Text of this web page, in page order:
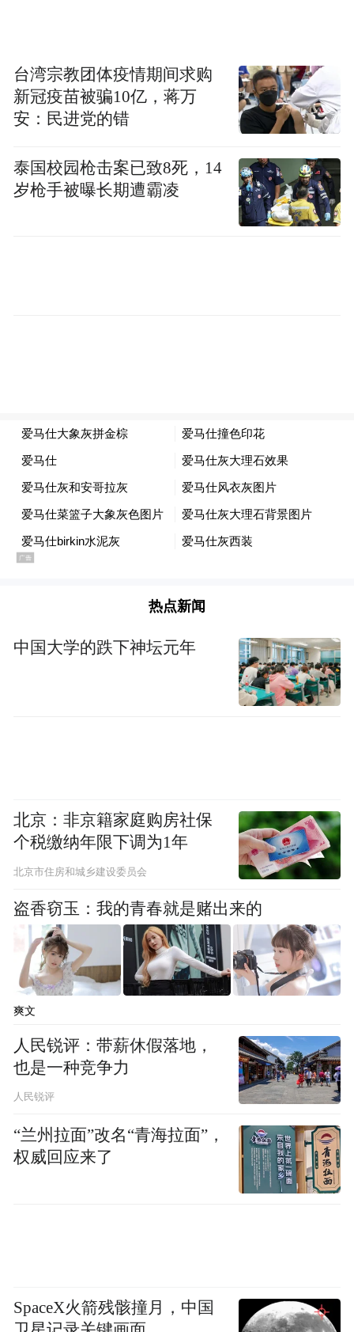
二是支持培育汽车外贸产业发展壮大。支持
汽车企业在海外开展品牌宣传、展示销售，
地，实现在即生产并出口的汽车就地纳统。
三是继续做好技能人才培养工作。通过建立
四是凝心聚力壮大龙头企业。继续将保障一
汽解放、一汽-大众等龙头项目生产经营作为
工作重点，充分挖掘项目潜力，引导企业导
入高端车型，提升龙头企业产能贡献，并以
此带动零部件配套企业共同发展。
频)为凤凰网旗下自媒体平台“大风号”用户上传并发
Notice: The content above (including the videos,
pictures and audios if any) is uploaded and posted
by the user of Dafeng Hao, which is a social media
platform and merely provides information storage
台湾宗教团体疫情期间求购
新冠疫苗被骗10亿，蒋万
安：民进党的错
泰国校园枪击案已致8死，14
岁枪手被曝长期遭霸凌
热点新闻
中国大学的跌下神坛元年
北京：非京籍家庭购房社保
个税缴纳年限下调为1年
北京市住房和城乡建设委员会
盗香窃玉：我的青春就是赌出来的
爽文
人民锐评：带薪休假落地，
也是一种竞争力
人民锐评
“兰州拉面”改名“青海拉面”，
权威回应来了
SpaceX火箭残骸撞月，中国